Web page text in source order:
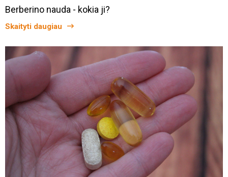
Berberino nauda - kokia ji?
Skaityti daugiau